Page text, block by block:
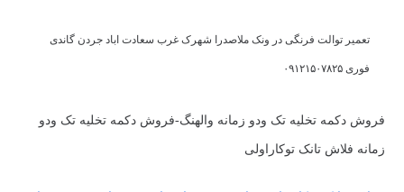
تعمیر توالت فرنگی در ونک ملاصدرا شهرک غرب سعادت اباد جردن گاندی
فوری ۰۹۱۲۱۵۰۷۸۲۵
فروش دکمه تخلیه تک ودو زمانه والهنگ-فروش دکمه تخلیه تک ودو
زمانه فلاش تانک توکاراولی